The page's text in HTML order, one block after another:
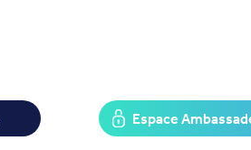
Espace